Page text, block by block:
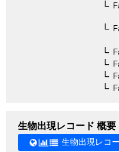
生物出現レコード 概要
生物出現レ